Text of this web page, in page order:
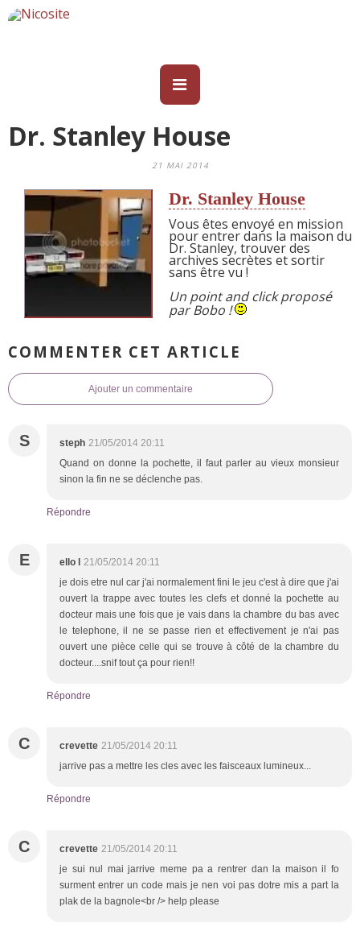
Dr. Stanley House
21 MAI 2014
Dr. Stanley House
Vous êtes envoyé en mission
pour entrer dans la maison du
Dr. Stanley, trouver des
archives secrètes et sortir
sans être vu !
Un point and click proposé
par Bobo !
COMMENTER CET ARTICLE
Ajouter un commentaire
S steph 21/05/2014 20:11
Quand on donne la pochette, il faut parler au vieux monsieur
sinon la fin ne se déclenche pas.
Répondre
E ello l 21/05/2014 20:11
je dois etre nul car j'ai normalement fini le jeu c'est à dire que j'ai
ouvert la trappe avec toutes les clefs et donné la pochette au
docteur mais une fois que je vais dans la chambre du bas avec
le telephone, il ne se passe rien et effectivement je n'ai pas
ouvert une pièce celle qui se trouve à côté de la chambre du
docteur....snif tout ça pour rien!!
Répondre
C crevette 21/05/2014 20:11
jarrive pas a mettre les cles avec les faisceaux lumineux...
Répondre
C crevette 21/05/2014 20:11
je sui nul mai jarrive meme pa a rentrer dan la maison il fo
surment entrer un code mais je nen voi pas dotre mis a part la
plak de la bagnole<br /> help please